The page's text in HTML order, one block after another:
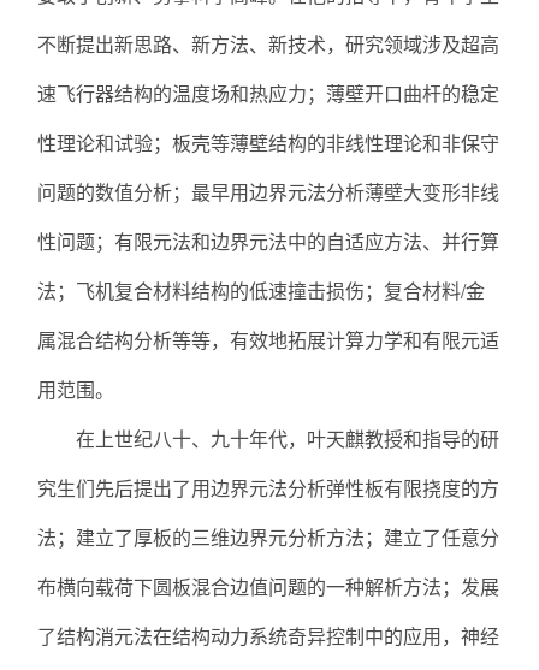
不断提出新思路、新方法、新技术，研究领域涉及超高
速飞行器结构的温度场和热应力；薄壁开口曲杆的稳定
性理论和试验；板壳等薄壁结构的非线性理论和非保守
问题的数值分析；最早用边界元法分析薄壁大变形非线
性问题；有限元法和边界元法中的自适应方法、并行算
法；飞机复合材料结构的低速撞击损伤；复合材料/金
属混合结构分析等等，有效地拓展计算力学和有限元适
用范围。
在上世纪八十、九十年代，叶天麒教授和指导的研
究生们先后提出了用边界元法分析弹性板有限挠度的方
法；建立了厚板的三维边界元分析方法；建立了任意分
布横向载荷下圆板混合边值问题的一种解析方法；发展
了结构消元法在结构动力系统奇异控制中的应用，神经